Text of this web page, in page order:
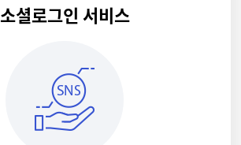
소셜로그인 서비스